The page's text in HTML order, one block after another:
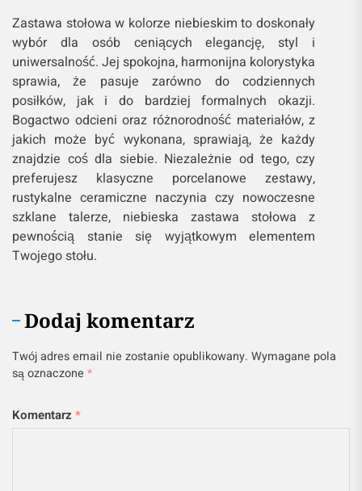
Zastawa stołowa w kolorze niebieskim to doskonały
wybór dla osób ceniących elegancję, styl i
uniwersalność. Jej spokojna, harmonijna kolorystyka
sprawia, że pasuje zarówno do codziennych
posiłków, jak i do bardziej formalnych okazji.
Bogactwo odcieni oraz różnorodność materiałów, z
jakich może być wykonana, sprawiają, że każdy
znajdzie coś dla siebie. Niezależnie od tego, czy
preferujesz klasyczne porcelanowe zestawy,
rustykalne ceramiczne naczynia czy nowoczesne
szklane talerze, niebieska zastawa stołowa z
pewnością stanie się wyjątkowym elementem
Twojego stołu.
Dodaj komentarz
Twój adres email nie zostanie opublikowany. Wymagane pola
są oznaczone *
Komentarz *